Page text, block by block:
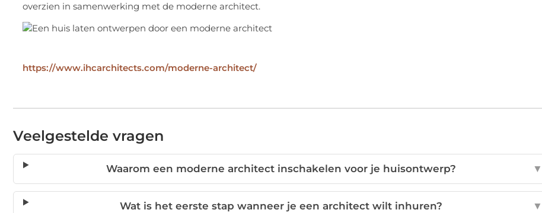
overzien in samenwerking met de moderne architect.
https://www.ihcarchitects.com/moderne-architect/
Veelgestelde vragen
Waarom een moderne architect inschakelen voor je huisontwerp? ▼
Wat is het eerste stap wanneer je een architect wilt inhuren? ▼